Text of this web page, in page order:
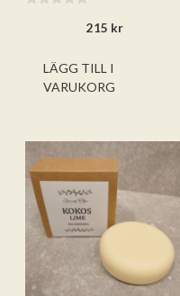
215 kr
LÄGG TILL I
VARUKORG